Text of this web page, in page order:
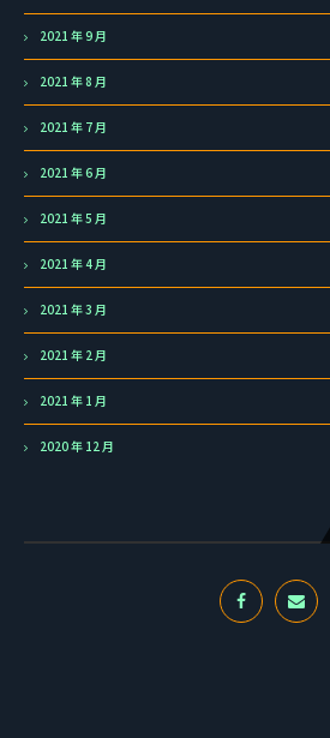
2021 年 9 月
2021 年 8 月
2021 年 7 月
2021 年 6 月
2021 年 5 月
2021 年 4 月
2021 年 3 月
2021 年 2 月
2021 年 1 月
2020 年 12 月